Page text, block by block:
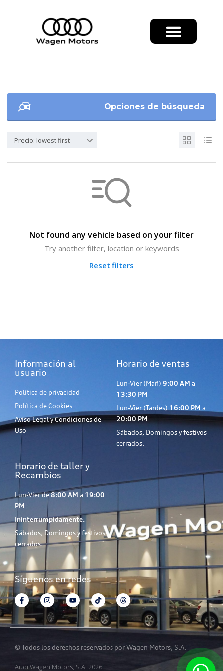
Opciones de búsqueda
Precio: lowest first
Not found any vehicle based on your filter
Try another filter, location or keywords
Reset filters
Información al
usuario
Política de privacidad
Política de Cookies
Aviso Legal y Condiciones de
Uso
Horario de ventas
Lun-Vier (Mañ) 9:00 AM a
13:30 PM
Lun-Vier (Tardes) 16:00 PM a
20:00 PM
Sábados, Domingos y festivos
cerrados.
Horario de taller y
Recambios
Lun-Vier de8:00 AM a 19:00
PM
Ininterrumpidamente.
Sábados, Domingos y festivos
cerrados.
Síguenos en redes
© Todos los derechos reservados por Wagen Motors, S.A.
Audi Wagen Motors, S.A. 2026